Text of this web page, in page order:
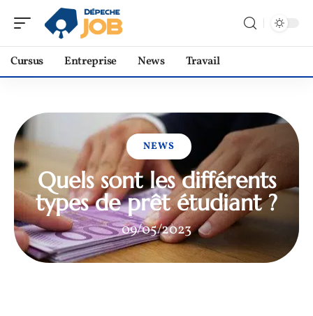
Cursus Entreprise News Travail
NEWS
Quels sont les différents
types de prêt étudiant ?
09/05/2023